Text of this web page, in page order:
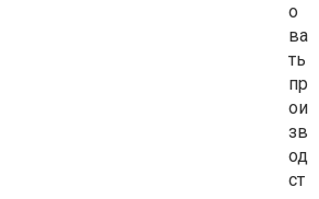
о
ва
ть
пр
ои
зв
од
ст